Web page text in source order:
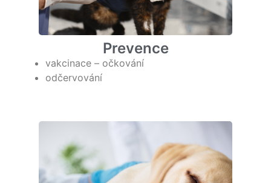
Prevence
vakcinace – očkování
odčervování